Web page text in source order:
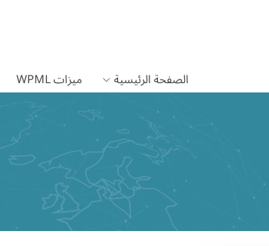
الصفحة الرئيسية
ميزات WPML